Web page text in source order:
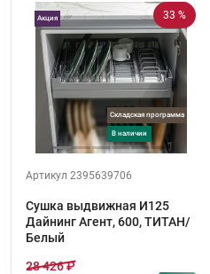
33 %
Складская программа
в наличии
Акция
Артикул 2395639706
Сушка выдвижная И125
Дайнинг Агент, 600, ТИТАН/
Белый
28 426 ₽